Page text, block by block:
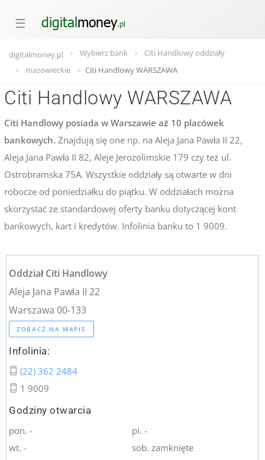
☰
digitalmoney.pl Wybierz bank
Citi Handlowy oddziały
mazowieckie
Citi Handlowy WARSZAWA
Citi Handlowy WARSZAWA
Citi Handlowy posiada w Warszawie aż 10 placówek
bankowych. Znajdują się one np. na Aleja Jana Pawła II 22,
Aleja Jana Pawła II 82, Aleje Jerozolimskie 179 czy też ul.
Ostrobramska 75A. Wszystkie oddziały są otwarte w dni
robocze od poniedziałku do piątku. W oddziałach można
skorzystać ze standardowej oferty banku dotyczącej kont
bankowych, kart i kredytów. Infolinia banku to 1 9009.
Oddział Citi Handlowy
Aleja Jana Pawła II 22
Warszawa 00-133
ZOBACZ NA MAPIE
Infolinia:
(22) 362 2484
1 9009
Godziny otwarcia
pon. -
wt. -
pi. -
sob. zamknięte